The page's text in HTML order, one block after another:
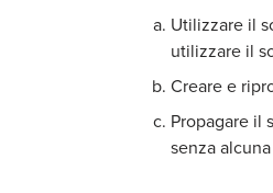
Utilizzare il
utilizzare il
Creare e
Propagare il
senza